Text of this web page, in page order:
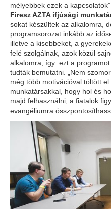
mélyebbek ezek a
Firesz AZTA ifjúsági
sokat készültek az alkalomra,
programsorozat inkább az
illetve a kisebbeket, a
felé szolgálnak, azok közül
alkalomra, így ezt a
tudták bemutatni. „Nem
még több motivációval töltött
munkatársakkal, hogy hol és
majd felhasználni, a fiatalok
evangéliumra